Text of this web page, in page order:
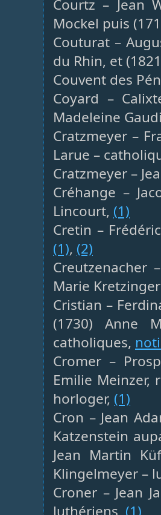
Courtz – Jean
Mockel puis
Couturat –
du Rhin, et
Couvent des
Coyard –
Madeleine
Cratzmeyer –
Larue –
Cratzmeyer –
Créhange –
Lincourt, (1)
Cretin –
(1), (2)
Creutzenacher
Marie
Cristian –
(1730) Anne
catholiques,
Cromer –
Emilie Meinzer,
horloger, (1)
Cron – Jean
Katzenstein
Jean Martin
Klingelmeyer –
Croner – Jean
luthériens, (1)